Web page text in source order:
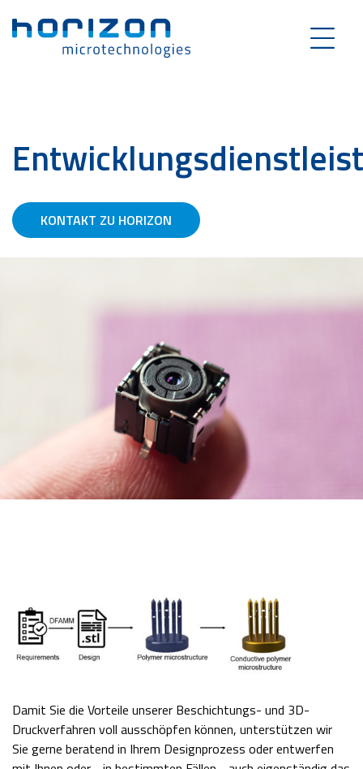
KONTAKT ZU HORIZON
Damit Sie die Vorteile unserer Beschichtungs- und 3D-
Druckverfahren voll ausschöpfen können, unterstützen wir
Sie gerne beratend in Ihrem Designprozess oder entwerfen